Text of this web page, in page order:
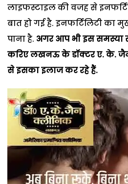
लाइफस्टाइल की वजह से
बात हो गई है. इनफर्टिलिटी का
पाना है. अगर आप भी इस समस्या
करिए लखनऊ के डॉक्टर ए. के.
से इसका इलाज कर रहे हैं.